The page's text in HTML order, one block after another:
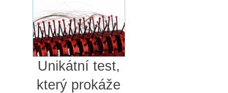
Unikátní test,
který prokáže